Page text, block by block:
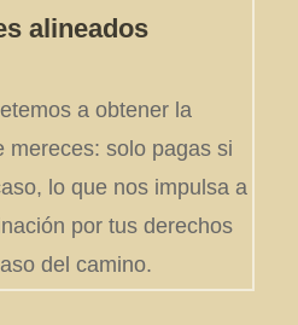
alineados
a obtener la
mereces: solo pagas si
lo que nos impulsa a
por tus derechos
del camino.